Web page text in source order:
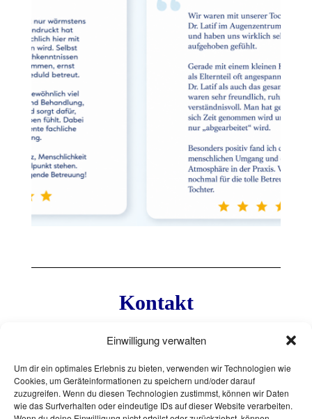
Einwilligung verwalten
Um dir ein optimales Erlebnis zu bieten, verwenden wir Technologien wie
Cookies, um Geräteinformationen zu speichern und/oder darauf
zuzugreifen. Wenn du diesen Technologien zustimmst, können wir Daten
wie das Surfverhalten oder eindeutige IDs auf dieser Website verarbeiten.
Kontakt
Telefon: 030 / 711 57 44
E-Mail: anmeldung@augen-berlin.de
Adresse: Augenzentrum Marienfelde MVZ, Marienfelder
Allee 11, 12277 Berlin